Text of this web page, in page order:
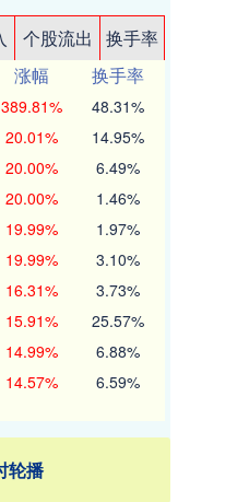
个股流出
换手率
涨幅
换手率
389.81% 48.31%
20.01% 14.95%
20.00% 6.49%
20.00% 1.46%
19.99% 1.97%
19.99% 3.10%
16.31% 3.73%
15.91% 25.57%
14.99% 6.88%
14.57% 6.59%
轮播